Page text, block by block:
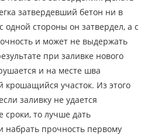
затвердевший бетон ни в
одной стороны он затвердел, а с
и может не выдержать
при заливке нового
и на месте шва
крошащийся участок. Из этого
заливку не удается
сроки, то лучше дать
набрать прочность первому